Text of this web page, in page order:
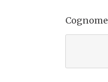
Cognome